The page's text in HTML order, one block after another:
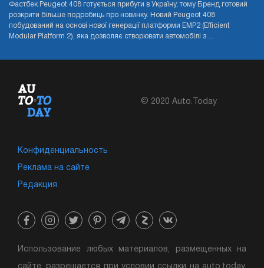
Фастбек Peugeot 408 готується прибути в Україну, тому Бренд готовий
розкрити більше подробиць про новинку. Новий Peugeot 408
побудований на основі нової генерації платформи EMP2 (Efficient
Modular Platform 2), яка дозволяє створювати автомобілі з ...
© 2020 Auto.Today
Конфиденциальность
Реклама на сайте
Редакция
Использование любых материалов, размещенных на
сайте, разрешается при условии ссылки на auto.today.